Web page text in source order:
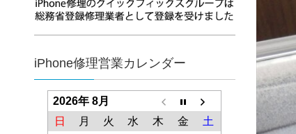
iPhone修理営業カレンダー
2026年 8月
日
月 火 水 木 金
土